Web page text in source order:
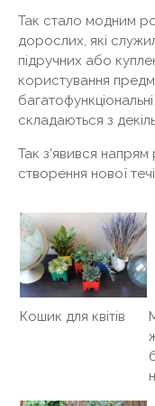
Так стало модним
дорослих, які
підручних або
користування
складаються з
Так з'явився
створення нової
Кошик для квітів